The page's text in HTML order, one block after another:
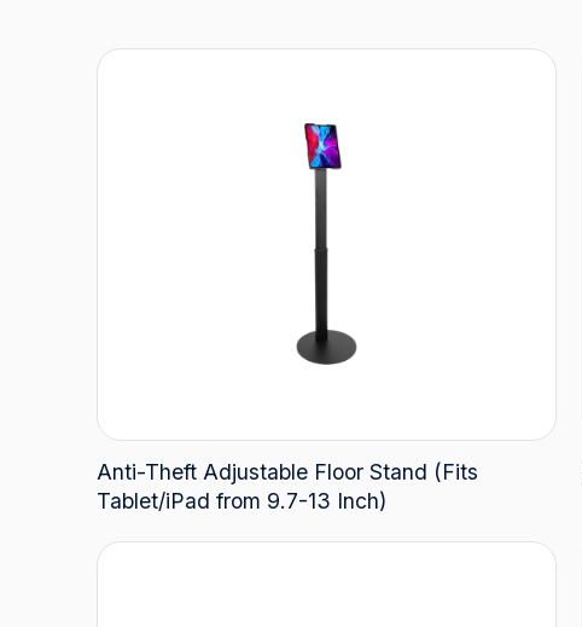
Anti-Theft Adjustable Floor Stand (Fits
Tablet/iPad from 9.7-13 Inch)